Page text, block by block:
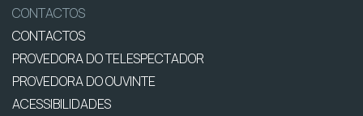
CONTACTOS
CONTACTOS
PROVEDORA DO TELESPECTADOR
PROVEDORA DO OUVINTE
ACESSIBILIDADES